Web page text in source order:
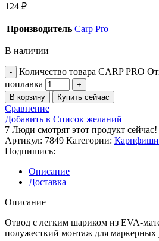
124 ₽
Производитель Carp Pro
В наличии
Количество товара CARP PRO
поплавка
В корзину Купить сейчас
Сравнение
Добавить в Список желаний
7 Люди смотрят этот продукт сейчас!
Артикул: 7849 Категории:
Подпишись:
Описание
Доставка
Описание
Отвод с легким шариком из EVA-
полужесткий монтаж для